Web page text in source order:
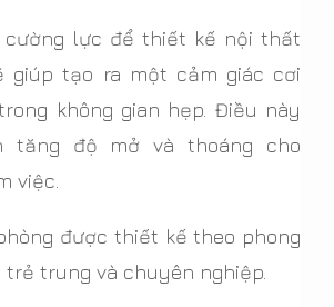
cường lực để thiết kế nội thất
giúp tạo ra một cảm giác cơi
không gian hẹp. Điều này
tăng độ mở và thoáng cho
việc.
được thiết kế theo phong
trẻ trung và chuyên nghiệp.